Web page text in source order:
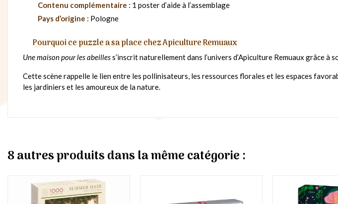
Contenu complémentaire : 1 poster d’aide à l’assemblage
Pays d’origine : Pologne
Pourquoi ce puzzle a sa place chez Apiculture Remuaux
Une maison pour les abeilless’inscrit naturellement dans l’univers d’Apiculture Remuaux grâce
Cette scène rappelle le lien entre les pollinisateurs, les ressources florales et les espaces
les jardiniers et les amoureux de la nature.
8 autres produits dans la même catégorie :